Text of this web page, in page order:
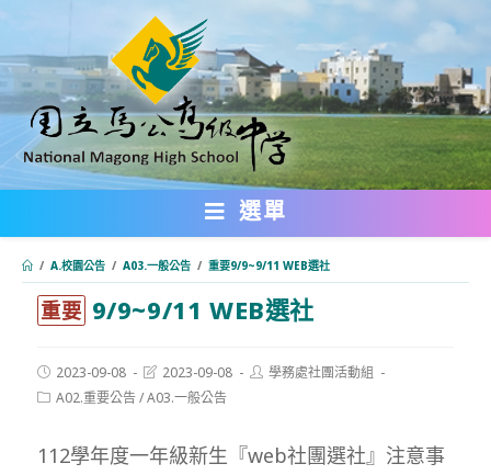
轉
主
要
內
選單
/ A.校園公告 / A03.一般公告 / 重要9/9~9/11 WEB選社
重要 9/9~9/11 WEB選社
Post
published:
2023-09-08
Post
modified:
2023-09-08
Post學務處社團活動組
PostA02.重要公告/A03.一般公告
112學年度一年級新生『web社團選社』注意事